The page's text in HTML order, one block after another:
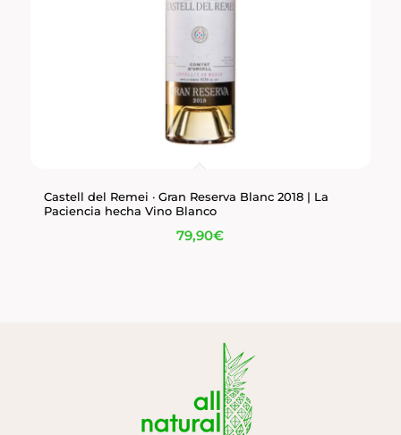
Castell del Remei · Gran Reserva Blanc 2018 | La
Paciencia hecha Vino Blanco
79,90€